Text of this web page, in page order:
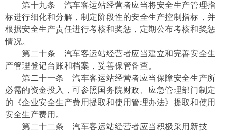
第十九条 汽车客运站经营者应当将安全生产管理指
标进行细化和分解，制定阶段性的安全生产控制指标，并
根据安全生产责任进行考核和奖惩，定期公布考核和奖惩
情况。
第二十条 汽车客运站经营者应当建立和完善安全生
产管理登记台账和档案，妥善保管备查。
第二十一条 汽车客运站经营者应当保障安全生产所
必需的资金投入，可参照国务院财政、应急管理部门制定
的《企业安全生产费用提取和使用管理办法》提取和使用
安全生产费用。
第二十二条 汽车客运站经营者应当积极采用新技